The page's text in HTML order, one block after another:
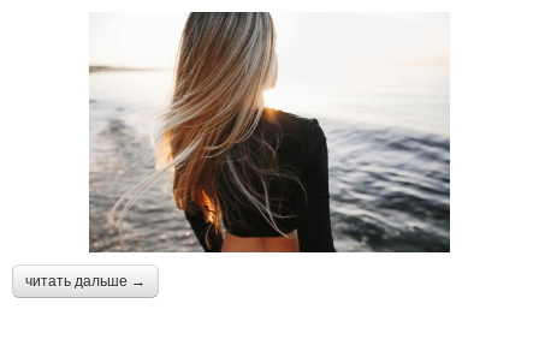
читать дальше →